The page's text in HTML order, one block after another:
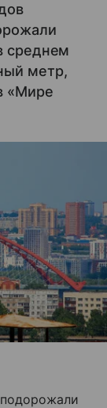
среднем
метр,
«Мире